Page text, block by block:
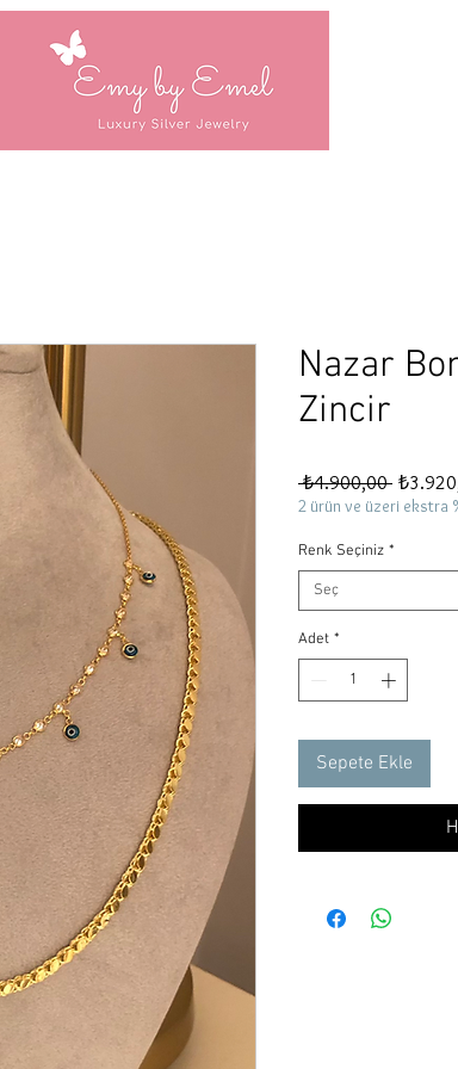
Nazar
Zincir
₺4.900,00 Normal
Fiyat
2 ürün ve üzeri ekstra
Renk Seçiniz *
Seç
Adet *
Sepete Ekle